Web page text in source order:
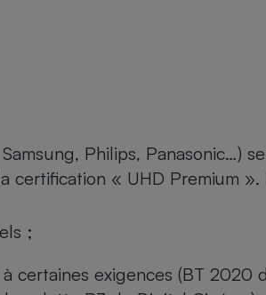
Philips, Panasonic…)
certification « UHD Premium
;
exigences (BT 2020
-
Aspirateur